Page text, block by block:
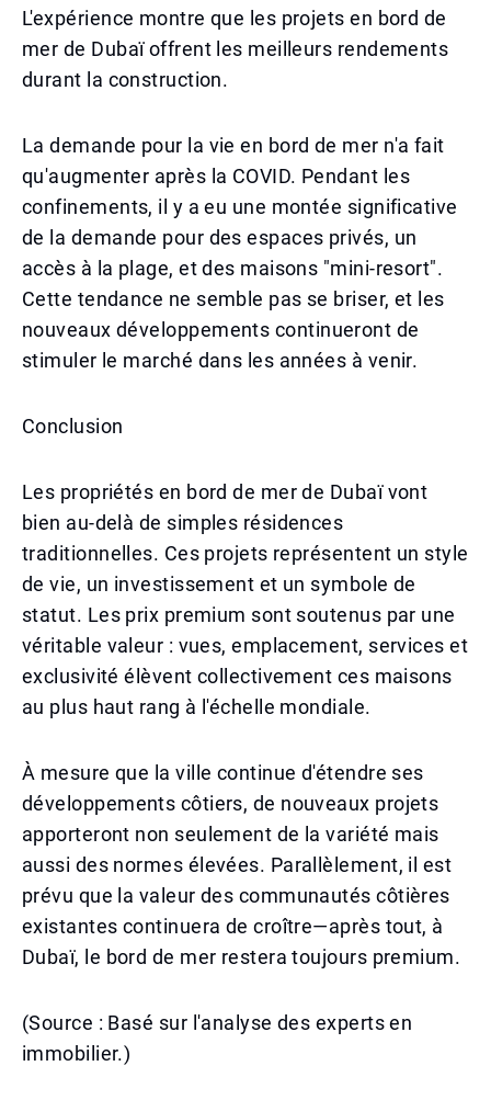
L'expérience montre que les projets en bord de
mer de Dubaï offrent les meilleurs rendements
durant la construction.
La demande pour la vie en bord de mer n'a fait
qu'augmenter après la COVID. Pendant les
confinements, il y a eu une montée significative
de la demande pour des espaces privés, un
accès à la plage, et des maisons "mini-resort".
Cette tendance ne semble pas se briser, et les
nouveaux développements continueront de
stimuler le marché dans les années à venir.
Conclusion
Les propriétés en bord de mer de Dubaï vont
bien au-delà de simples résidences
traditionnelles. Ces projets représentent un style
de vie, un investissement et un symbole de
statut. Les prix premium sont soutenus par une
véritable valeur : vues, emplacement, services et
exclusivité élèvent collectivement ces maisons
au plus haut rang à l'échelle mondiale.
À mesure que la ville continue d'étendre ses
développements côtiers, de nouveaux projets
apporteront non seulement de la variété mais
aussi des normes élevées. Parallèlement, il est
prévu que la valeur des communautés côtières
existantes continuera de croître—après tout, à
Dubaï, le bord de mer restera toujours premium.
(Source : Basé sur l'analyse des experts en
immobilier.)